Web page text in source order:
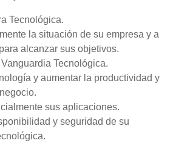
Tecnológica.
la situación de su empresa y a
alcanzar sus objetivos.
Tecnológica.
y aumentar la productividad y
sus aplicaciones.
y seguridad de su